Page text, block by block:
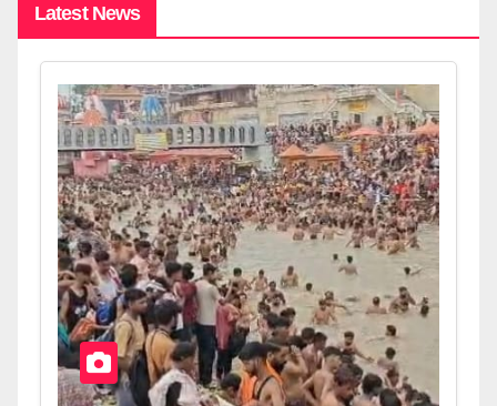
Latest News